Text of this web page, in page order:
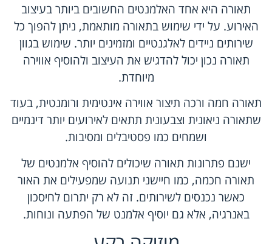
תאורה היא אחד האלמנטים החשובים ביותר בעיצוב
האירוע. על ידי שימוש בתאורה מותאמת, ניתן להפוך כל
שירותים ניידים לאלגנטיים ומזמינים יותר. שימוש בגוון
תאורה נכון יכול להדגיש את העיצוב ולהוסיף אווירה
מיוחדת.
תאורה חמה ורכה תיצור אווירה אינטימית ורומנטית, בעוד
שתאורה ניאונית וצבעונית תתאים לאירועים יותר דינמיים
ושמחים כמו פסטיבלים ומסיבות.
ישנם פתרונות תאורה שיכולים להוסיף אלמנטים של
תאורה חכמה, כמו חיישני תנועה שמפעילים את האור
כאשר נכנסים לשירותים. זה לא רק יתרום לחיסכון
באנרגיה, אלא גם יוסיף אלמנט של הפתעה ונוחות.